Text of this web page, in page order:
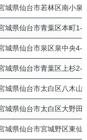
城県仙台市若林区南小
城県仙台市青葉区本町
城県仙台市泉区泉中央
城県仙台市青葉区上杉
城県仙台市太白区八木
城県仙台市太白区大野
城県仙台市宮城野区東